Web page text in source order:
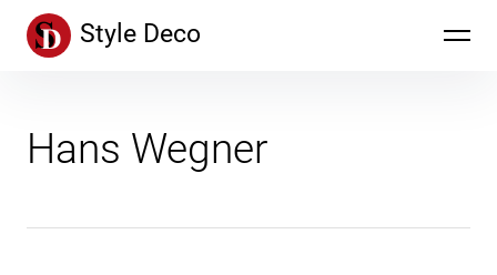
Inhalte
überspringenStyle Deco
Hans Wegner